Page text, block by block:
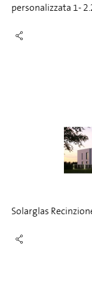
personalizzata 1-
Solarglas